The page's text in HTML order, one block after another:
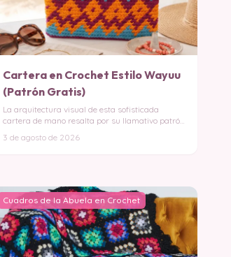
Cartera en Crochet Estilo Wayuu
(Patrón Gratis)
La arquitectura visual de esta sofisticada
cartera de mano resalta por su llamativo patrón
3 de agosto de 2026
Cuadros de la Abuela en Crochet